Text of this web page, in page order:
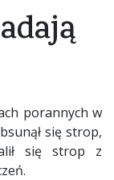
porannych w
się strop,
się strop z